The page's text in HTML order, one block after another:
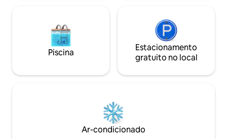
Piscina
Estacionamento
gratuito no local
Ar-condicionado